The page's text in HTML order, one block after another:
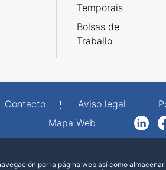
Temporais
Bolsas de
Traballo
Contacto Aviso legal
Mapa Web
LinkedInFacebook
por la página web así como